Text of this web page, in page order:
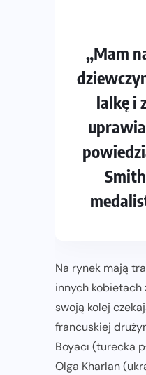
„Mam
lalkę i
Na rynek mają
innych kobietach
swoją kolej
francuskiej
Boyacı (turecka
Olga Kharlan